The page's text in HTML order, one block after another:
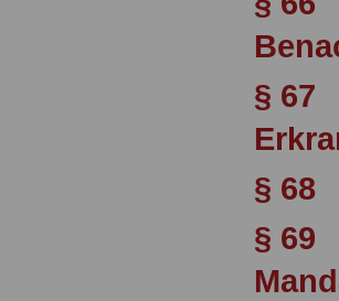
§ 67
§ 68
§ 69